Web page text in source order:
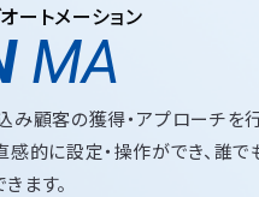
ートメーション
MA
み顧客の獲得・アプローチを
感的に設定・操作ができ、誰
ます。